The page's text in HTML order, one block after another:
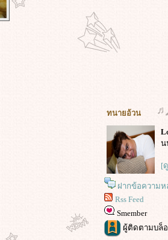
ทนายอ้วน
น
[
ฝากข้อความห
Rss Feed
Smember
ผู้ติดตามบล็อ